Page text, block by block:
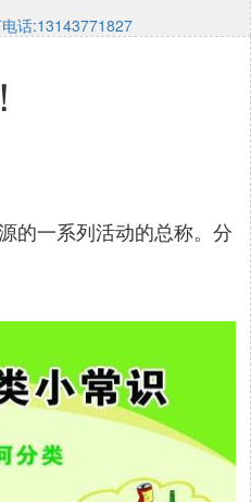
话:13143771827
的一系列活动的总称。分